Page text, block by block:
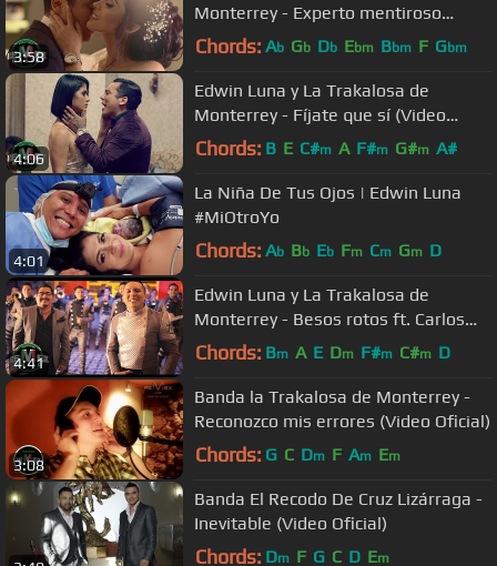
3:58
Monterrey - Experto mentiroso
(Video Oficial)
Chords: Ab Gb Db Ebm Bbm F Gbm
4:06
Edwin Luna y La Trakalosa de
Monterrey - Fíjate que sí (Video
Oficial)
Chords: B E C#m A F#m G#m A#
4:01
La Niña De Tus Ojos | Edwin Luna
#MiOtroYo
Chords: Ab Bb Eb Fm Cm Gm D
4:41
Edwin Luna y La Trakalosa de
Monterrey - Besos rotos ft. Carlos
Macías (Video Oficial)
Chords: Bm A E Dm F#m C#m D
3:08
Banda la Trakalosa de Monterrey -
Reconozco mis errores (Video Oficial)
Chords: G C Dm F Am Em
Banda El Recodo De Cruz Lizárraga -
Inevitable (Video Oficial)
Chords: Dm F G C D Em